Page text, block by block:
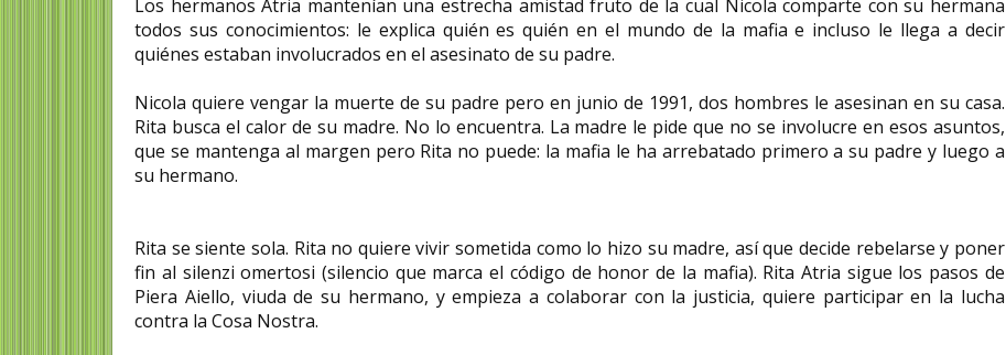
Los hermanos Atria mantenían una estrecha amistad fruto de la cual Nicola comparte con su hermana
todos sus conocimientos: le explica quién es quién en el mundo de la mafia e incluso le llega a decir
quiénes estaban involucrados en el asesinato de su padre.
Nicola quiere vengar la muerte de su padre pero en junio de 1991, dos hombres le asesinan en su casa.
Rita busca el calor de su madre. No lo encuentra. La madre le pide que no se involucre en esos asuntos,
que se mantenga al margen pero Rita no puede: la mafia le ha arrebatado primero a su padre y luego a
su hermano.
Rita se siente sola. Rita no quiere vivir sometida como lo hizo su madre, así que decide rebelarse y poner
fin al silenzi omertosi (silencio que marca el código de honor de la mafia). Rita Atria sigue los pasos de
Piera Aiello, viuda de su hermano, y empieza a colaborar con la justicia, quiere participar en la lucha
contra la Cosa Nostra.